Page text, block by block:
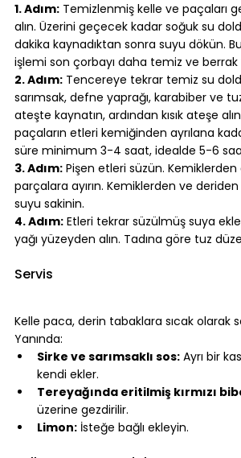
1. Adım: Temizlenmiş kelle ve paçaları
alın. Üzerini geçecek kadar soğuk su
dakika kaynadıktan sonra suyu dökün.
işlemi son çorbayı daha temiz ve berrak
2. Adım: Tencereye tekrar temiz su
sarımsak, defne yaprağı, karabiber ve
ateşte kaynatın, ardından kısık ateşe
paçaların etleri kemiğinden ayrılana
süre minimum 3-4 saat, idealde 5-6
3. Adım: Pişen etleri süzün. Kemiklerden
parçalara ayırın. Kemiklerden ve
suyu sakinin.
4. Adım: Etleri tekrar süzülmüş suya
yağı yüzeyden alın. Tadına göre tuz
Servis
Kelle paca, derin tabaklara sıcak olarak
Yanında:
Sirke ve sarımsaklı sos: Ayrı bir
kendi ekler.
Tereyağında eritilmiş kırmızı
üzerine gezdirilir.
Limon: İsteğe bağlı ekleyin.